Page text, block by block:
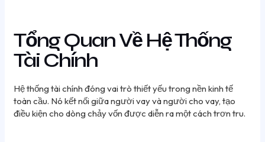
Tổng Quan Về Hệ Thống
Tài Chính
Hệ thống tài chính đóng vai trò thiết yếu trong nền kinh tế
toàn cầu. Nó kết nối giữa người vay và người cho vay, tạo
điều kiện cho dòng chảy vốn được diễn ra một cách trơn tru.